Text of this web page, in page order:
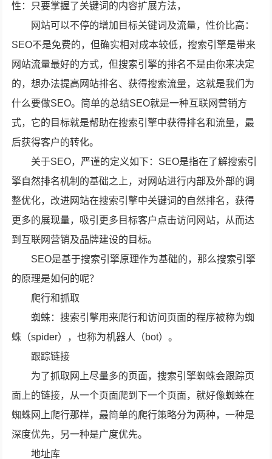
性：只要掌握了关键词的内容扩展方法，
网站可以不停的增加目标关键词及流量，性价比高：
SEO不是免费的，但确实相对成本较低，搜索引擎是带来
网站流量最好的方式，但搜索引擎的排名不是由你来决定
的，想办法提高网站排名、获得搜索流量，这就是我们为
什么要做SEO。简单的总结SEO就是一种互联网营销方
式，它的目标就是帮助在搜索引擎中获得排名和流量，最
后获得客户的转化。
关于SEO，严谨的定义如下：SEO是指在了解搜索引
擎自然排名机制的基础之上，对网站进行内部及外部的调
整优化，改进网站在搜索引擎中关键词的自然排名，获得
更多的展现量，吸引更多目标客户点击访问网站，从而达
到互联网营销及品牌建设的目标。
SEO是基于搜索引擎原理作为基础的，那么搜索引擎
的原理是如何的呢？
爬行和抓取
蜘蛛：搜索引擎用来爬行和访问页面的程序被称为蜘
蛛（spider），也称为机器人（bot）。
跟踪链接
为了抓取网上尽量多的页面，搜索引擎蜘蛛会跟踪页
面上的链接，从一个页面爬到下一个页面，就好像蜘蛛在
蜘蛛网上爬行那样，最简单的爬行策略分为两种，一种是
深度优先，另一种是广度优先。
地址库